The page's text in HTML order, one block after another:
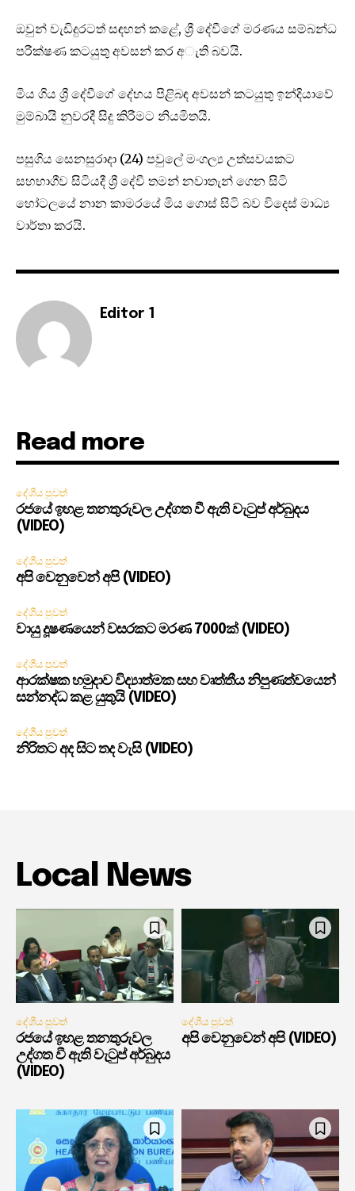
ඔවුන් වැඩිදුරටත් සඳහන් කළේ, ශ්‍රී දේවීගේ මරණය සම්බන්ධ
පරීක්ෂණ කටයුතු අවසන් කර අැති බවයි.
මිය ගිය ශ්‍රී දේවීගේ දේහය පිළිබඳ අවසන් කටයුතු ඉන්දියාවේ
මුම්බායි නුවරදී සිදු කිරීමට නියමිතයි.
පසුගිය සෙනසුරාදා (24) පවුලේ මංගල්‍ය උත්සවයකට
සහභාගීව සිටියදී ශ්‍රී දේවී තමන් නවාතැන් ගෙන සිටි
හෝටලයේ නාන කාමරයේ මිය ගොස් සිටි බව විදෙස් මාධ්‍ය
වාර්තා කරයි.
Editor 1
Read more
දේශීය පුවත්
රජයේ ඉහළ තනතුරුවල උද්ගත වී ඇති වැටුප් අර්බුදය
(VIDEO)
දේශීය පුවත්
අපි වෙනුවෙන් අපි (VIDEO)
දේශීය පුවත්
වායු දූෂණයෙන් වසරකට මරණ 7000ක් (VIDEO)
දේශීය පුවත්
ආරක්ෂක හමුදාව විද්‍යාත්මක සහ වෘත්තීය නිපුණත්වයෙන්
සන්නද්ධ කළ යුතුයි (VIDEO)
දේශීය පුවත්
නිරිතට අද සිට තද වැසි (VIDEO)
Local News
දේශීය පුවත්
රජයේ ඉහළ තනතුරුවල
උද්ගත වී ඇති වැටුප් අර්බුදය
(VIDEO)
දේශීය පුවත්
අපි වෙනුවෙන් අපි (VIDEO)